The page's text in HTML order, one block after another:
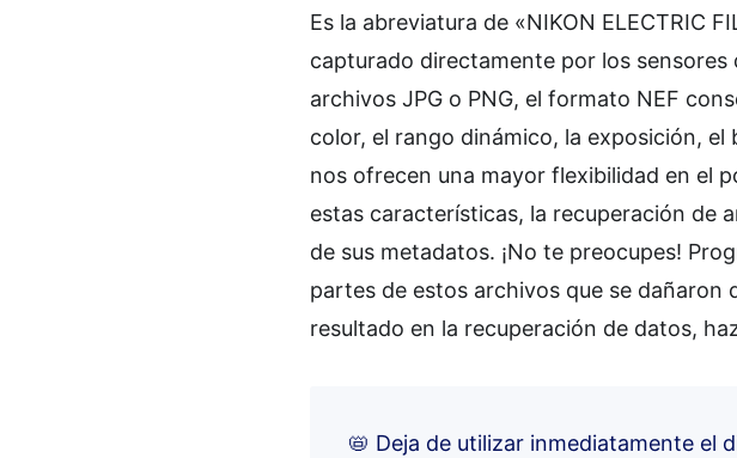
Es la abreviatura de «NIKON ELECTRIC
capturado directamente por los
archivos JPG o PNG, el formato NEF
color, el rango dinámico, la exposición,
nos ofrecen una mayor flexibilidad en el
estas características, la recuperación de
de sus metadatos. ¡No te preocupes!
partes de estos archivos que se dañaron
resultado en la recuperación de datos,
📛 Deja de utilizar inmediatamente el